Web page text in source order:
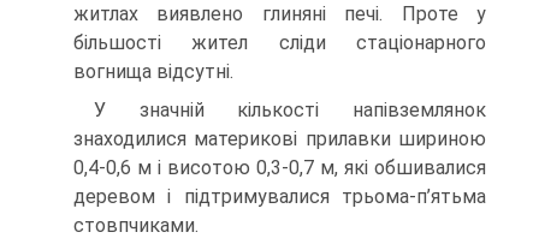
житлах виявлено глиняні печі. Проте у
більшості жител сліди стаціонарного
вогнища відсутні.
У значній кількості напівземлянок
знаходилися материкові прилавки шириною
0,4-0,6 м і висотою 0,3-0,7 м, які обшивалися
деревом і підтримувалися трьома-п’ятьма
стовпчиками.